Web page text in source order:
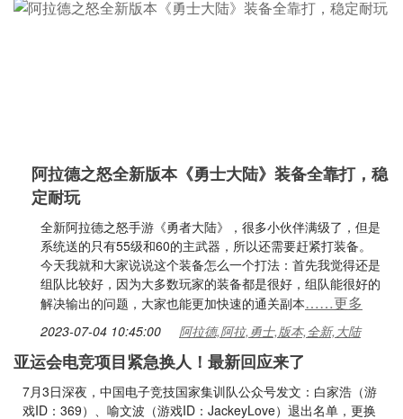
阿拉德之怒全新版本《勇士大陆》装备全靠打，稳
定耐玩
全新阿拉德之怒手游《勇者大陆》，很多小伙伴满级了，但是
系统送的只有55级和60的主武器，所以还需要赶紧打装备。
今天我就和大家说说这个装备怎么一个打法：首先我觉得还是
组队比较好，因为大多数玩家的装备都是很好，组队能很好的
解决输出的问题，大家也能更加快速的通关副本……更多
2023-07-04 10:45:00 阿拉德,阿拉,勇士,版本,全新,大陆
亚运会电竞项目紧急换人！最新回应来了
7月3日深夜，中国电子竞技国家集训队公众号发文：白家浩（游
戏ID：369）、喻文波（游戏ID：JackeyLove）退出名单，更换